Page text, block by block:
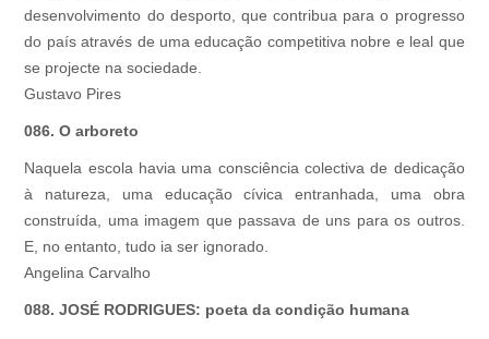
desenvolvimento do desporto, que contribua para o progresso
do país através de uma educação competitiva nobre e leal que
se projecte na sociedade.
Gustavo Pires
086. O arboreto
Naquela escola havia uma consciência colectiva de dedicação
à natureza, uma educação cívica entranhada, uma obra
construída, uma imagem que passava de uns para os outros.
E, no entanto, tudo ia ser ignorado.
Angelina Carvalho
088. JOSÉ RODRIGUES: poeta da condição humana